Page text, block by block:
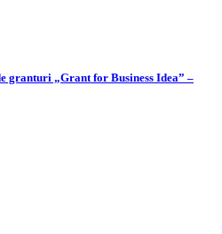
granturi „Grant for Business Idea” –